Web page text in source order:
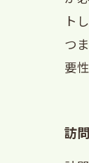
ト
つ
要
訪